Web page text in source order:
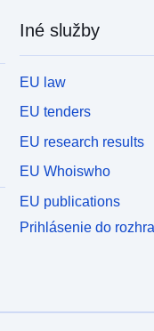
Iné služby
EU law
EU tenders
EU research results
EU Whoiswho
EU publications
Prihlásenie do